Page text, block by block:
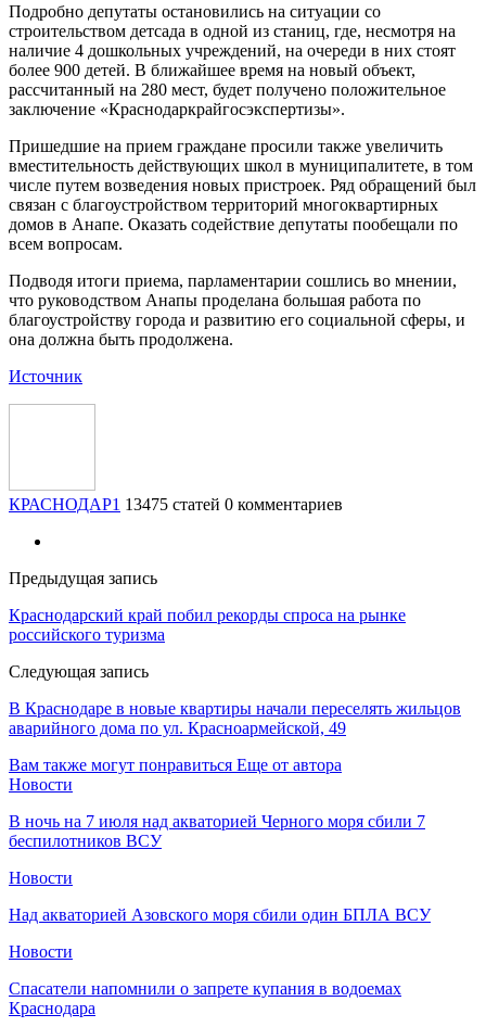
Подробно депутаты остановились на ситуации со
строительством детсада в одной из станиц, где, несмотря на
наличие 4 дошкольных учреждений, на очереди в них стоят
более 900 детей. В ближайшее время на новый объект,
рассчитанный на 280 мест, будет получено положительное
заключение «Краснодаркрайгосэкспертизы».
Пришедшие на прием граждане просили также увеличить
вместительность действующих школ в муниципалитете, в том
числе путем возведения новых пристроек. Ряд обращений был
связан с благоустройством территорий многоквартирных
домов в Анапе. Оказать содействие депутаты пообещали по
всем вопросам.
Подводя итоги приема, парламентарии сошлись во мнении,
что руководством Анапы проделана большая работа по
благоустройству города и развитию его социальной сферы, и
она должна быть продолжена.
Источник
КРАСНОДАР1 13475 статей 0 комментариев
Предыдущая запись
Краснодарский край побил рекорды спроса на рынке
российского туризма
Следующая запись
В Краснодаре в новые квартиры начали переселять жильцов
аварийного дома по ул. Красноармейской, 49
Вам также могут понравиться Еще от автора
Новости
В ночь на 7 июля над акваторией Черного моря сбили 7
беспилотников ВСУ
Новости
Над акваторией Азовского моря сбили один БПЛА ВСУ
Новости
Спасатели напомнили о запрете купания в водоемах
Краснодара